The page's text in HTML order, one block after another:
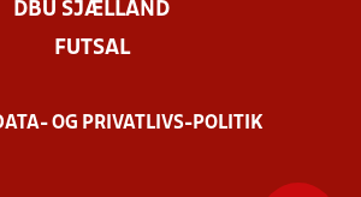
DBU SJÆLLAND
FUTSAL
OG PRIVATLIVS-POLITIK